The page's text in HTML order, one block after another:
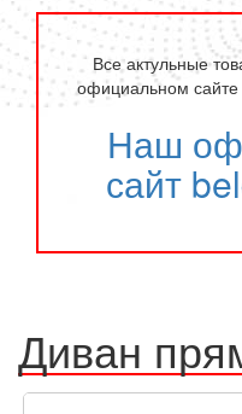
Все актульные
официальном
Наш
сайт
Диван